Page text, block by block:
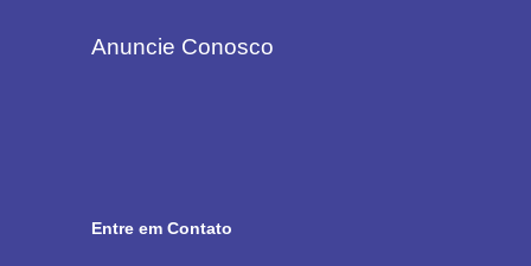
Anuncie Conosco
Entre em Contato